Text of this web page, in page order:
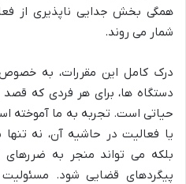
همگی بخش جدایی ناپذیری از
شمار می روند.
درک کامل این مقررات، به
دستگاه ها، برای هر فردی که قصد
حیاتی است. تجربه به ما آموخته
یا فعالیت در حاشیه آن، نه
بلکه می تواند منجر به
پیگردهای قضایی شود.